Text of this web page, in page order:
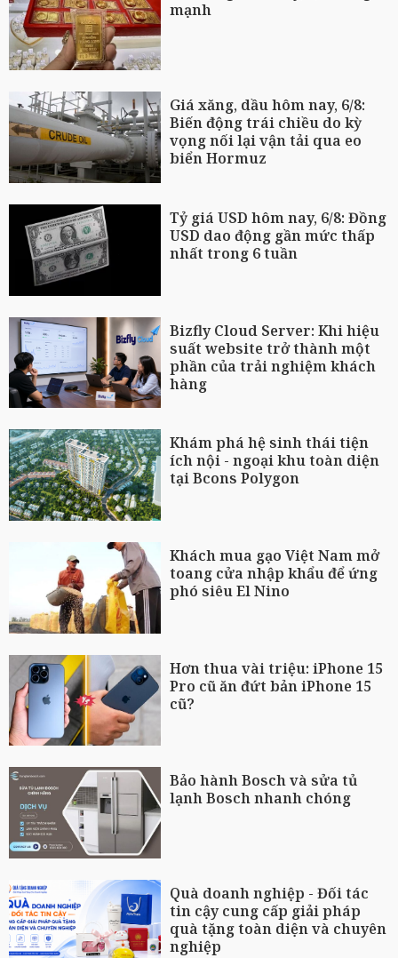
mạnh
Giá xăng, dầu hôm nay, 6/8:
Biến động trái chiều do kỳ
vọng nối lại vận tải qua eo
biển Hormuz
Tỷ giá USD hôm nay, 6/8: Đồng
USD dao động gần mức thấp
nhất trong 6 tuần
Bizfly Cloud Server: Khi hiệu
suất website trở thành một
phần của trải nghiệm khách
hàng
Khám phá hệ sinh thái tiện
ích nội - ngoại khu toàn diện
tại Bcons Polygon
Khách mua gạo Việt Nam mở
toang cửa nhập khẩu để ứng
phó siêu El Nino
Hơn thua vài triệu: iPhone 15
Pro cũ ăn đứt bản iPhone 15
cũ?
Bảo hành Bosch và sửa tủ
lạnh Bosch nhanh chóng
Quà doanh nghiệp - Đối tác
tin cậy cung cấp giải pháp
quà tặng toàn diện và chuyên
nghiệp